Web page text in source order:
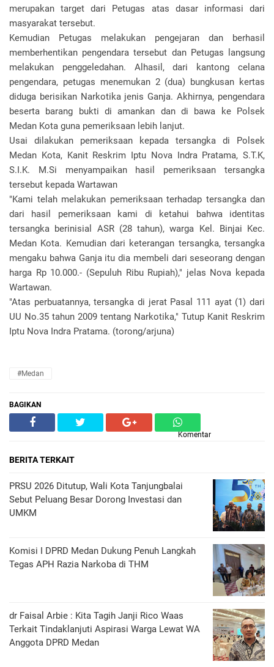
merupakan target dari Petugas atas dasar informasi dari
masyarakat tersebut.
Kemudian Petugas melakukan pengejaran dan berhasil
memberhentikan pengendara tersebut dan Petugas langsung
melakukan penggeledahan. Alhasil, dari kantong celana
pengendara, petugas menemukan 2 (dua) bungkusan kertas
diduga berisikan Narkotika jenis Ganja. Akhirnya, pengendara
beserta barang bukti di amankan dan di bawa ke Polsek
Medan Kota guna pemeriksaan lebih lanjut.
Usai dilakukan pemeriksaan kepada tersangka di Polsek
Medan Kota, Kanit Reskrim Iptu Nova Indra Pratama, S.T.K,
S.I.K. M.Si menyampaikan hasil pemeriksaan tersangka
tersebut kepada Wartawan
"Kami telah melakukan pemeriksaan terhadap tersangka dan
dari hasil pemeriksaan kami di ketahui bahwa identitas
tersangka berinisial ASR (28 tahun), warga Kel. Binjai Kec.
Medan Kota. Kemudian dari keterangan tersangka, tersangka
mengaku bahwa Ganja itu dia membeli dari seseorang dengan
harga Rp 10.000.- (Sepuluh Ribu Rupiah)," jelas Nova kepada
Wartawan.
"Atas perbuatannya, tersangka di jerat Pasal 111 ayat (1) dari
UU No.35 tahun 2009 tentang Narkotika," Tutup Kanit Reskrim
Iptu Nova Indra Pratama. (torong/arjuna)
#Medan
BAGIKAN
Komentar
BERITA TERKAIT
PRSU 2026 Ditutup, Wali Kota Tanjungbalai
Sebut Peluang Besar Dorong Investasi dan
UMKM
Komisi I DPRD Medan Dukung Penuh Langkah
Tegas APH Razia Narkoba di THM
dr Faisal Arbie : Kita Tagih Janji Rico Waas
Terkait Tindaklanjuti Aspirasi Warga Lewat WA
Anggota DPRD Medan